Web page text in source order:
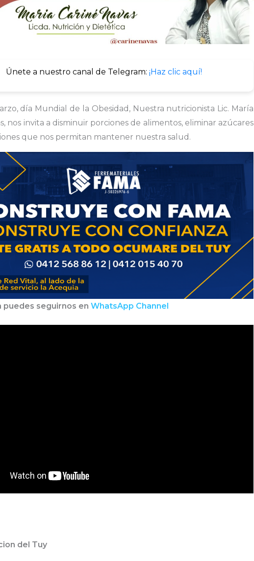
Únete a nuestro canal de Telegram: ¡Haz clic aquí!
día Mundial de la Obesidad, Nuestra nutricionista Lic. María
nos invita a disminuir porciones de alimentos, eliminar azúcares
que nos permitan mantener nuestra salud.
puedes seguirnos en WhatsApp Channel
del Tuy